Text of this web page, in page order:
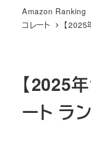
Amazon Ranking
コレート
【
【2025
ート ラ